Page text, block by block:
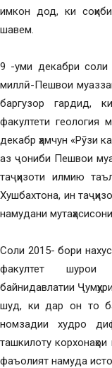
имкон дод, ки
шавем.
9 -уми декабри соли
миллӣ-Пешвои
баргузор гардид,
факултети геология
декабр ҳамчун «Рӯзи
аз ҷониби Пешвои
таҷҳизоти илмию
Хушбахтона, ин
намудани
Соли 2015- бори
факултет шурои
байнидавлатии
шуд, ки дар он то
номзадии худро
ташкилоту корхонаҳои
фаъолият намуда